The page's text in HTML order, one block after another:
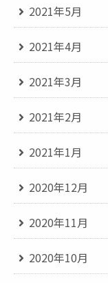
2021年5月
2021年4月
2021年3月
2021年2月
2021年1月
2020年12月
2020年11月
2020年10月